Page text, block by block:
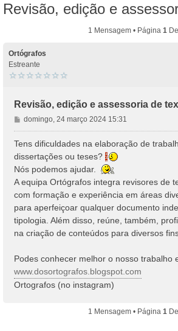
Revisão, edição e
1 Mensagem • Página 1De
Ortógrafos
Estreante
Revisão, edição e assessoria de
M
e
a
g
e
m
domingo, 24 março 2024 15:31
Tens dificuldades na elaboração de
dissertações ou teses?
Nós podemos ajudar.
A equipa Ortógrafos integra revisores de
com formação e experiência em áreas
para aperfeiçoar qualquer documento
tipologia. Além disso, reúne, também,
na criação de conteúdos para diversos
Podes conhecer melhor o nosso trabalho
www.dosortografos.blogspot.com
Ortografos (no instagram)
1 Mensagem • Página 1 De